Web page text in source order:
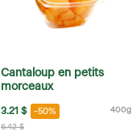
Cantaloup en petits
morceaux
3.21 $ -50% 400g
6.42 $